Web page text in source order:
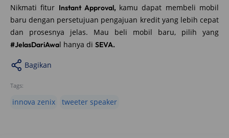
Nikmati fitur Instant Approval, kamu dapat membeli mobil
baru dengan persetujuan pengajuan kredit yang lebih cepat
dan prosesnya jelas. Mau beli mobil baru, pilih yang
#JelasDariAwal hanya di SEVA.
Bagikan
Tags:
innova zenix tweeter speaker